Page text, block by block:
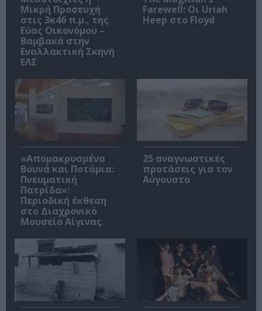
Μικρή Προσευχή
στις 3κ46 π.μ., της
Εύας Οικονόμου –
Βαμβακά στην
Εναλλακτική Σκηνή
ΕΛΣ
Farewell: Οι Uriah
Heep στο Floyd
«Απομακρυσμένα
Βουνά και Ποτάμια:
Πνευματική
Πατρίδα»:
Περιοδική έκθεση
στο Διαχρονικό
Μουσείο Αίγινας
25 αναγνωστικές
προτάσεις για τον
Αύγουστο